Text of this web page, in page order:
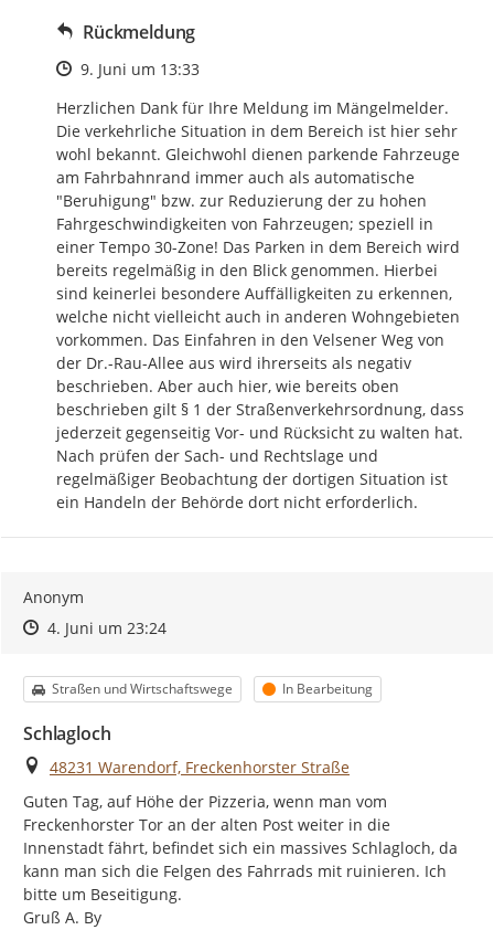
Rückmeldung
Zeitpunkt des Erstellens
9. Juni um 13:33
Herzlichen Dank für Ihre Meldung im Mängelmelder.
Die verkehrliche Situation in dem Bereich ist hier sehr
wohl bekannt. Gleichwohl dienen parkende Fahrzeuge
am Fahrbahnrand immer auch als automatische
"Beruhigung" bzw. zur Reduzierung der zu hohen
Fahrgeschwindigkeiten von Fahrzeugen; speziell in
einer Tempo 30-Zone! Das Parken in dem Bereich wird
bereits regelmäßig in den Blick genommen. Hierbei
sind keinerlei besondere Auffälligkeiten zu erkennen,
welche nicht vielleicht auch in anderen Wohngebieten
vorkommen. Das Einfahren in den Velsener Weg von
der Dr.-Rau-Allee aus wird ihrerseits als negativ
beschrieben. Aber auch hier, wie bereits oben
beschrieben gilt § 1 der Straßenverkehrsordnung, dass
jederzeit gegenseitig Vor- und Rücksicht zu walten hat.
Nach prüfen der Sach- und Rechtslage und
regelmäßiger Beobachtung der dortigen Situation ist
ein Handeln der Behörde dort nicht erforderlich.
Anonym
Zeitpunkt des Erstellens
Zeitpunkt des Erstellens
4. Juni um 23:24Zur Äußerung
Kategorie
Straßen und Wirtschaftswege Status
In Bearbeitung
Schlagloch
Ort
48231 Warendorf, Freckenhorster Straße
Guten Tag, auf Höhe der Pizzeria, wenn man vom
Freckenhorster Tor an der alten Post weiter in die
Innenstadt fährt, befindet sich ein massives Schlagloch, da
kann man sich die Felgen des Fahrrads mit ruinieren. Ich
bitte um Beseitigung.
Gruß A. By